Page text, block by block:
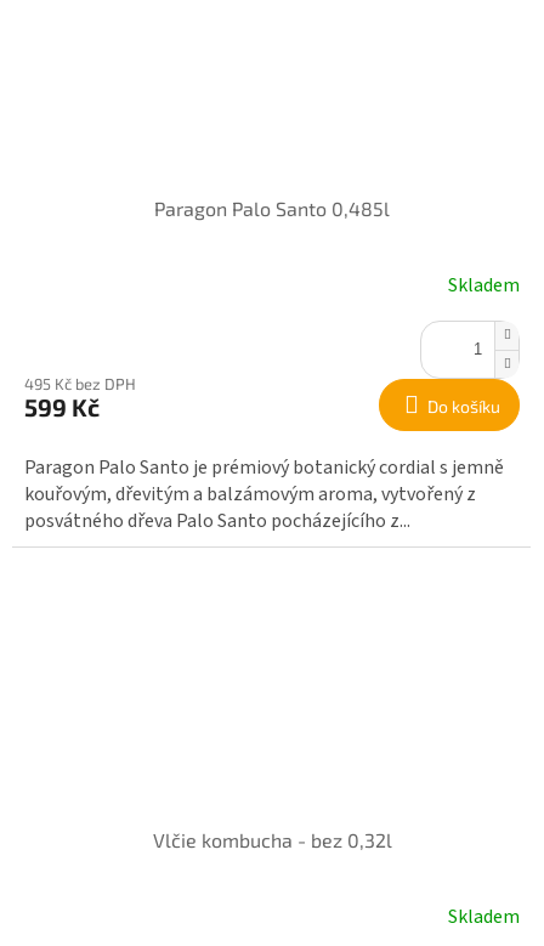
Paragon Palo Santo 0,485l
Skladem
495 Kč bez DPH
599 Kč Do košíku
Paragon Palo Santo je prémiový botanický cordial s jemně
kouřovým, dřevitým a balzámovým aroma, vytvořený z
posvátného dřeva Palo Santo pocházejícího z...
Vlčie kombucha - bez 0,32l
Skladem